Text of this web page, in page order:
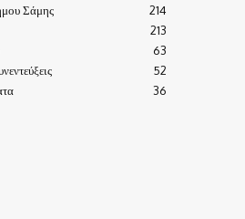
Σάμης
214
213
63
52
36